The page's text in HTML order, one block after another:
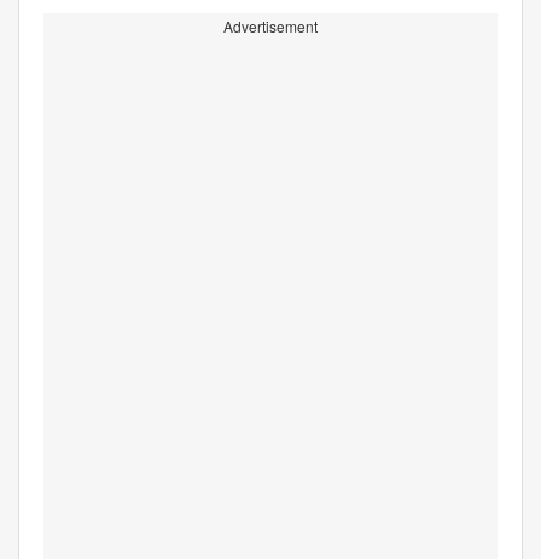
Advertisement